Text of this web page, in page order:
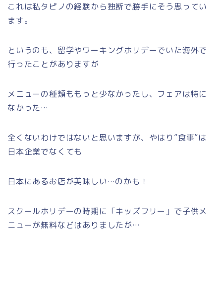
これは私タピノの経験から独断で勝手にそう思ってい
ます。
というのも、留学やワーキングホリデーでいた海外で
行ったことがありますが
メニューの種類ももっと少なかったし、フェアは特に
なかった…
全くないわけではないと思いますが、やはり”食事”は
日本企業でなくても
日本にあるお店が美味しい…のかも！
スクールホリデーの時期に「キッズフリー」で子供メ
ニューが無料などはありましたが…